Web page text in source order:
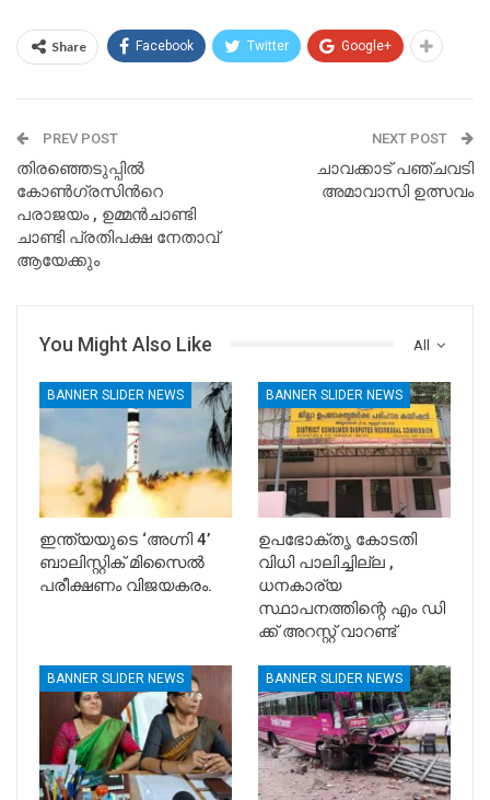
Share Facebook Twitter Google+
PREV POST
തിരഞ്ഞെടുപ്പില്‍
കോണ്‍ഗ്രസിന്‍റെ
പരാജയം , ഉമ്മന്‍ചാണ്ടി
ചാണ്ടി പ്രതിപക്ഷ നേതാവ്
ആയേക്കും
NEXT POST
ചാവക്കാട് പഞ്ചവടി
അമാവാസി ഉത്സവം
All
You Might Also Like
BANNER SLIDER NEWS
ഇന്ത്യയുടെ ‘അഗ്നി 4’
ബാലിസ്റ്റിക് മിസൈൽ
പരീക്ഷണം വിജയകരം.
BANNER SLIDER NEWS
ഉപഭോക്തൃ കോടതി
വിധി പാലിച്ചില്ല ,
ധനകാര്യ
സ്ഥാപനത്തിന്റെ എം ഡി
ക്ക് അറസ്റ്റ് വാറണ്ട്
BANNER SLIDER NEWS BANNER SLIDER NEWS